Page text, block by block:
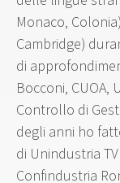
Monaco,
Cambridge)
di
Bocconi, CUOA,
Controllo di
degli anni ho
di Unindustria
Confindustria